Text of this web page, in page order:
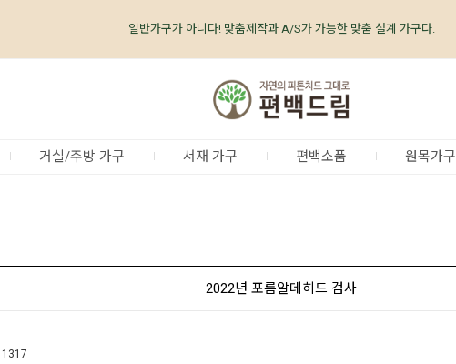
일반가구가 아니다! 맞춤제작과 A/S가 가능한 맞춤 설계 가구다.
편백나무가구 전문 브랜드 No.1 편백드림 www.care-well.co.kr
거실/주방 가구 서재 가구 편백소품 원목가구
2022년 포름알데히드 검사
1317